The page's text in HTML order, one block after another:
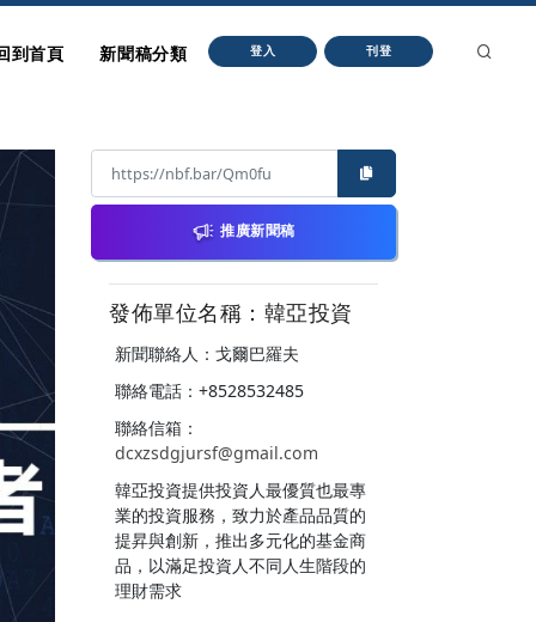
到首頁 新聞稿分類 登入 刊登
推廣新聞稿
發佈單位名稱：韓亞投資
新聞聯絡人：戈爾巴羅夫
聯絡電話：+8528532485
聯絡信箱：
dcxzsdgjursf@gmail.com
韓亞投資提供投資人最優質也最專
業的投資服務，致力於產品品質的
提昇與創新，推出多元化的基金商
品，以滿足投資人不同人生階段的
理財需求